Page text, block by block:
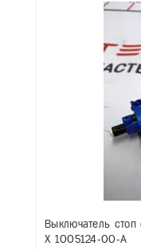
Выключатель стоп
X 1005124-00-A